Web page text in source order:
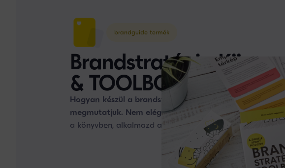
brandguide termék
Brandstratégia Könyv
& TOOLBOX
Hogyan készül a brandstratégia? Lépésről lépésre
megmutatjuk. Nem elég az elméletet tudni.Olvasd el
a könyvben, alkalmazd a TOOLBOX segtségével! 🙃